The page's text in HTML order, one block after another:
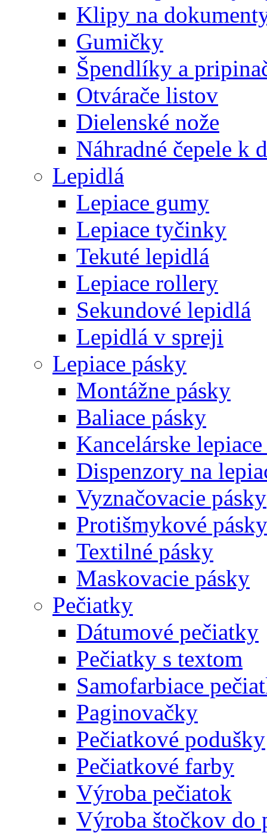
Klipy na
Gumičky
Špendlíky a
Otvárače listov
Dielenské nože
Náhradné čepele k
Lepidlá
Lepiace gumy
Lepiace tyčinky
Tekuté lepidlá
Lepiace rollery
Sekundové lepidlá
Lepidlá v spreji
Lepiace pásky
Montážne pásky
Baliace pásky
Kancelárske
Dispenzory na
Vyznačovacie pásky
Protišmykové pásky
Textilné pásky
Maskovacie pásky
Pečiatky
Dátumové pečiatky
Pečiatky s textom
Samofarbiace
Paginovačky
Pečiatkové podušky
Pečiatkové farby
Výroba pečiatok
Výroba štočkov do